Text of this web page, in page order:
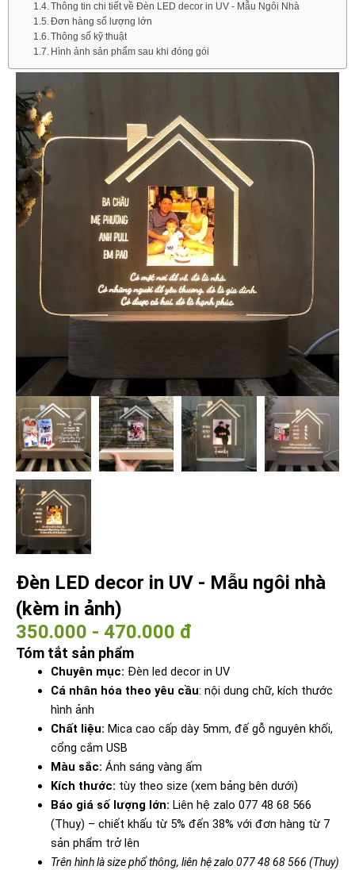
Thông tin chi tiết về Đèn LED decor in UV - Mẫu Ngôi Nhà
Đơn hàng số lượng lớn​
Thông số kỹ thuật
Hình ảnh sản phẩm sau khi đóng gói
Đèn LED decor in UV - Mẫu ngôi nhà
(kèm in ảnh)
350.000 - 470.000 đ
Tóm tắt sản phẩm
Chuyên mục: Đèn led decor in UV
Cá nhân hóa theo yêu cầu: nội dung chữ, kích thước
hình ảnh
Chất liệu: Mica cao cấp dày 5mm, đế gỗ nguyên khối,
cổng cắm USB
Màu sắc: Ánh sáng vàng ấm
Kích thước: tùy theo size (xem bảng bên dưới)
Báo giá số lượng lớn: Liên hệ zalo 077 48 68 566
(Thuy) – chiết khấu từ 5% đến 38% với đơn hàng từ 7
sản phẩm trở lên
Trên hình là size phổ thông, liên hệ zalo 077 48 68 566 (Thuy)